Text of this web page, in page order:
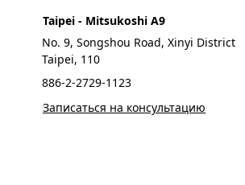
Taipei - Mitsukoshi A9
No. 9, Songshou Road, Xinyi District
Taipei, 110
886-2-2729-1123
Записаться на консультацию